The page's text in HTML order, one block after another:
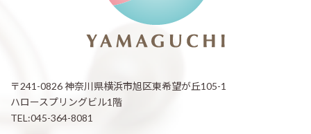
〒241-0826 神奈川県横浜市旭区東希望が丘105-1
ハロースプリングビル1階
TEL:045-364-8081